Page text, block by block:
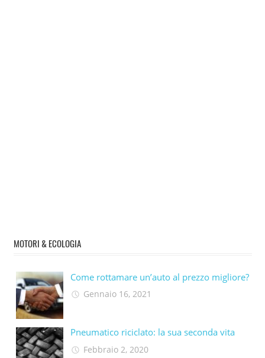
MOTORI & ECOLOGIA
Come rottamare un’auto al prezzo migliore?
Gennaio 16, 2021
Pneumatico riciclato: la sua seconda vita​
Febbraio 2, 2020